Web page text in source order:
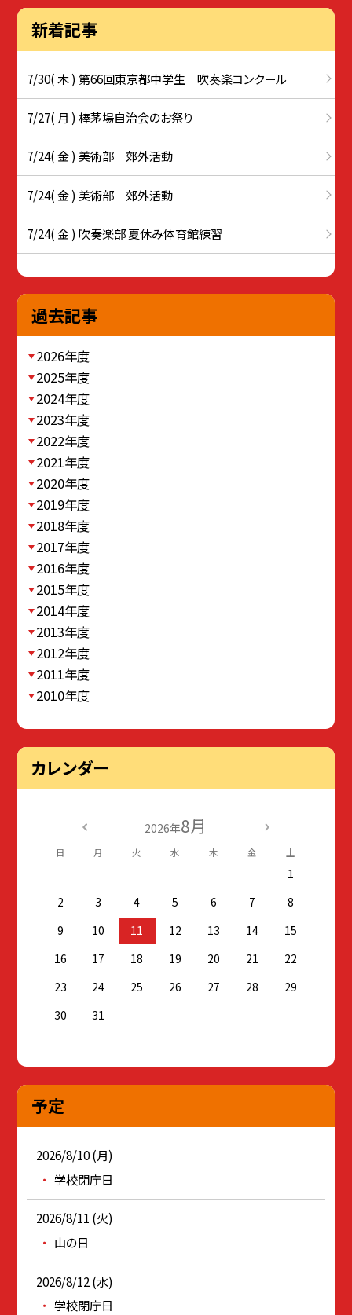
新着記事
7/30( 木 ) 第66回東京都中学生 吹奏楽コンクール
7/27( 月 ) 棒茅場自治会のお祭り
7/24( 金 ) 美術部 郊外活動
7/24( 金 ) 美術部 郊外活動
7/24( 金 ) 吹奏楽部 夏休み体育館練習
過去記事
2026年度
2025年度
2024年度
2023年度
2022年度
2021年度
2020年度
2019年度
2018年度
2017年度
2016年度
2015年度
2014年度
2013年度
2012年度
2011年度
2010年度
カレンダー
2026年8月
日 月 火 水 木 金 土
1
2
3 4 5 6 7
8
9
10 11 12 13 14
15
16
17 18 19 20 21
22
23
24 25 26 27 28
29
30
31
予定
2026/8/10 (月)
学校閉庁日
2026/8/11 (火)
山の日
2026/8/12 (水)
学校閉庁日